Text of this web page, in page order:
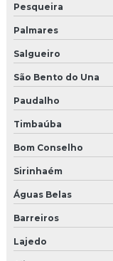
Pesqueira
Palmares
Salgueiro
São Bento do Una
Paudalho
Timbaúba
Bom Conselho
Sirinhaém
Águas Belas
Barreiros
Lajedo